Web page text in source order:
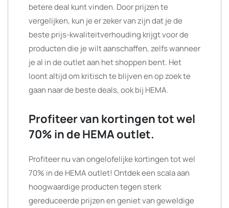
betere deal kunt vinden. Door prijzen te
vergelijken, kun je er zeker van zijn dat je de
beste prijs-kwaliteitverhouding krijgt voor de
producten die je wilt aanschaffen, zelfs wanneer
je al in de outlet aan het shoppen bent. Het
loont altijd om kritisch te blijven en op zoek te
gaan naar de beste deals, ook bij HEMA.
Profiteer van kortingen tot wel
70% in de HEMA outlet.
Profiteer nu van ongelofelijke kortingen tot wel
70% in de HEMA outlet! Ontdek een scala aan
hoogwaardige producten tegen sterk
gereduceerde prijzen en geniet van geweldige